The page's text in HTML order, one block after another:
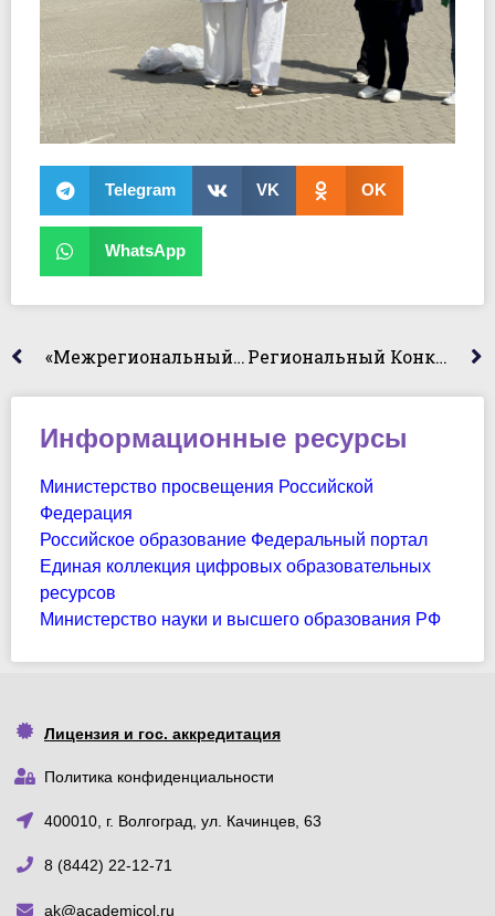
Telegram VK OK
WhatsApp
«Межрегиональный Форум «Знание.Вики» Региональный Конкурс «Открытая Защита Индивидуальных Проектов Обучающихся Образовательных Организаций Волгоградской Области»
Информационные ресурсы
Министерство просвещения Российской
Федерация
Российское образование Федеральный портал
Единая коллекция цифровых образовательных
ресурсов
Министерство науки и высшего образования РФ
Лицензия и гос. аккредитация
Политика конфиденциальности
400010, г. Волгоград, ул. Качинцев, 63
8 (8442) 22-12-71
ak@academicol.ru